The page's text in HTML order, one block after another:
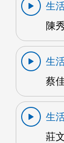
生
陳
生
蔡
生
莊